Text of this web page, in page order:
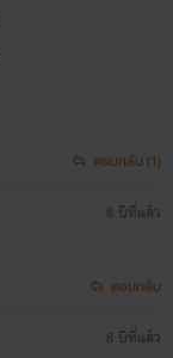
ตอบกลับ (1)
8 ปีที่แล้ว
ตอบกลับ
8 ปีที่แล้ว